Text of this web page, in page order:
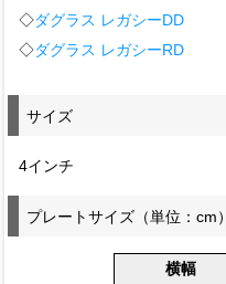
◇ダグラス レガシーDD
◇ダグラス レガシーRD
サイズ
4インチ
プレートサイズ（単位：cm）
横幅